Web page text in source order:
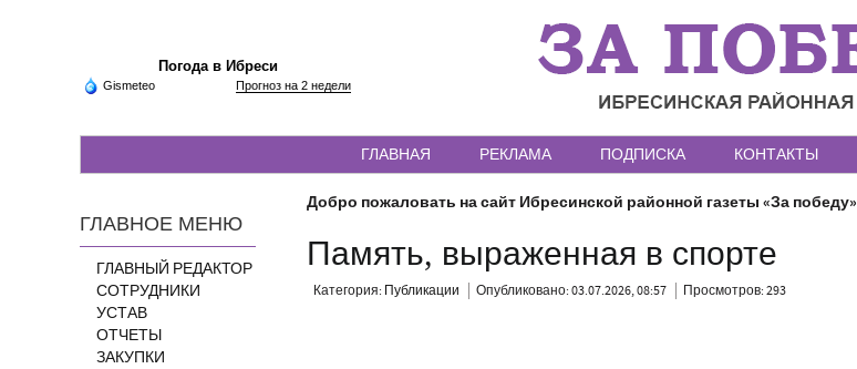
Погода в Ибреси
Gismeteo Прогноз на 2 недели
ГЛАВНАЯ РЕКЛАМА ПОДПИСКА КОНТАКТЫ
ГЛАВНОЕ МЕНЮ
ГЛАВНЫЙ РЕДАКТОР
СОТРУДНИКИ
УСТАВ
ОТЧЕТЫ
ЗАКУПКИ
Добро пожаловать на сайт Ибресинской районной газеты «За победу»
Память, выраженная в спорте
Категория: Публикации Опубликовано: 03.07.2026, 08:57 Просмотров: 293